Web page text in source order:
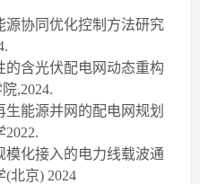
源协同优化控制方法研究
的含光伏配电网动态重构
院,2024.
生能源并网的配电网规划
2022.
模化接入的电力线载波通
(北京) 2024